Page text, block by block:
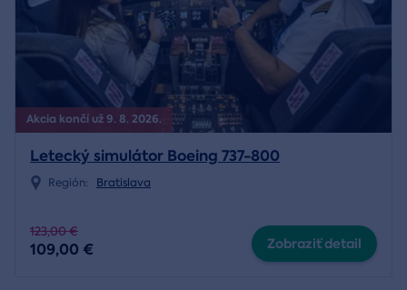
Akcia končí už 9. 8. 2026.
Letecký simulátor Boeing 737-800
Región: Bratislava
123,00 €
109,00 € Zobraziť detail